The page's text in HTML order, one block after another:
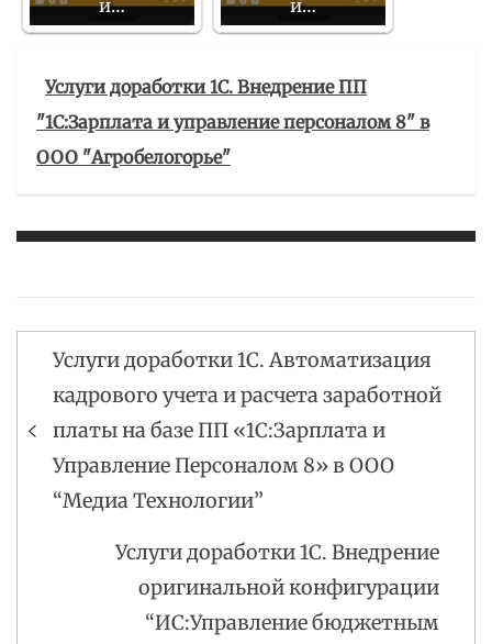
и…
и…
Услуги доработки 1С. Внедрение ПП
"1С:Зарплата и управление персоналом 8" в
ООО "Агробелогорье"
Навигация
по
записям
Услуги доработки 1С. Автоматизация
кадрового учета и расчета заработной
платы на базе ПП «1С:Зарплата и
Управление Персоналом 8» в ООО
“Медиа Технологии”
Услуги доработки 1С. Внедрение
оригинальной конфигурации
“ИС:Управление бюджетным